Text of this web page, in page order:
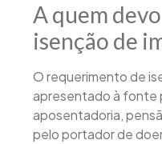
A quem
isenção de
O requerimento de
apresentado à fonte
aposentadoria,
pelo portador de